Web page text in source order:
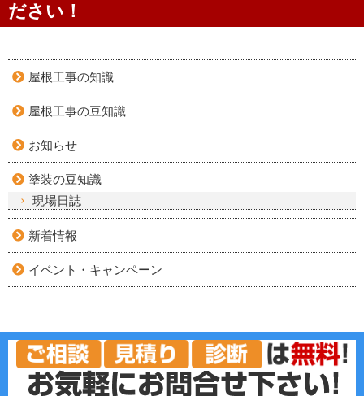
ださい！
屋根工事の知識
屋根工事の豆知識
お知らせ
塗装の豆知識
現場日誌
新着情報
イベント・キャンペーン